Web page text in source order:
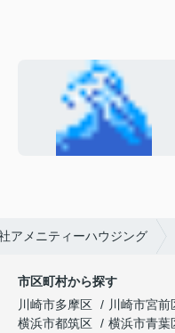
アメニティーハウジング
市区町村から探す
川崎市多摩区
川崎市宮前
横浜市都筑区
横浜市青葉